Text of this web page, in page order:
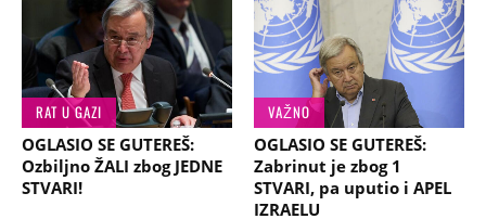
RAT U GAZI
OGLASIO SE GUTEREŠ:
Ozbiljno ŽALI zbog JEDNE
STVARI!
VAŽNO
OGLASIO SE GUTEREŠ:
Zabrinut je zbog 1
STVARI, pa uputio i APEL
IZRAELU